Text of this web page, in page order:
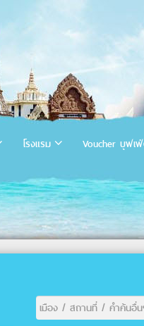
โรงแรม Voucher บุฟเ